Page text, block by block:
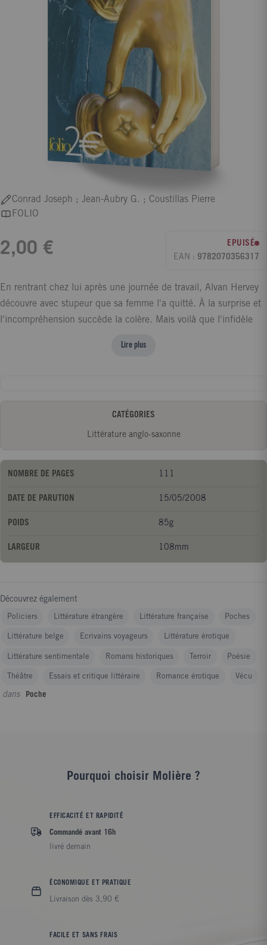
Conrad Joseph ; Jean-Aubry G. ; Coustillas Pierre
FOLIO
2,00 €
EPUISÉ
EAN : 9782070356317
En rentrant chez lui après une journée de travail, Alvan Hervey
découvre avec stupeur que sa femme l'a quitté. À la surprise et
l'incompréhension succède la colère. Mais voilà que l'infidèle
cruelle et intimiste dans les brumes londoniennes.
Lire plus
CATÉGORIES
Littérature anglo-saxonne
NOMBRE DE PAGES 111
DATE DE PARUTION 15/05/2008
POIDS 85g
LARGEUR 108mm
Découvrez également
Policiers Littérature étrangère Littérature française Poches
Littérature belge Ecrivains voyageurs Littérature érotique
Littérature sentimentale Romans historiques Terroir Poésie
Théâtre Essais et critique littéraire Romance érotique Vécu
dans Poche
Pourquoi choisir Molière ?
EFFICACITÉ ET RAPIDITÉ
Commandé avant 16h
livré demain
ÉCONOMIQUE ET PRATIQUE
Livraison dès 3,90 €
FACILE ET SANS FRAIS